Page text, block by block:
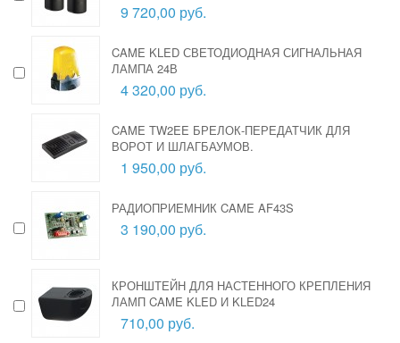
9 720,00 руб.
CAME KLED СВЕТОДИОДНАЯ СИГНАЛЬНАЯ
ЛАМПА 24В
4 320,00 руб.
CAME TW2EE БРЕЛОК-ПЕРЕДАТЧИК ДЛЯ
ВОРОТ И ШЛАГБАУМОВ.
1 950,00 руб.
РАДИОПРИЕМНИК CAME AF43S
3 190,00 руб.
КРОНШТЕЙН ДЛЯ НАСТЕННОГО КРЕПЛЕНИЯ
ЛАМП CAME KLED И KLED24
710,00 руб.